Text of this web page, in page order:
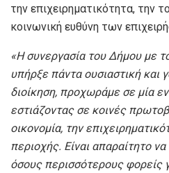
την επιχειρηματικότητα, την
κοινωνική ευθύνη των
«Η συνεργασία του Δήμου με
υπήρξε πάντα ουσιαστική και
διοίκηση, προχωράμε σε μία
εστιάζοντας σε κοινές
οικονομία, την
περιοχής. Είναι απαραίτητο
όσους περισσότερους φορείς